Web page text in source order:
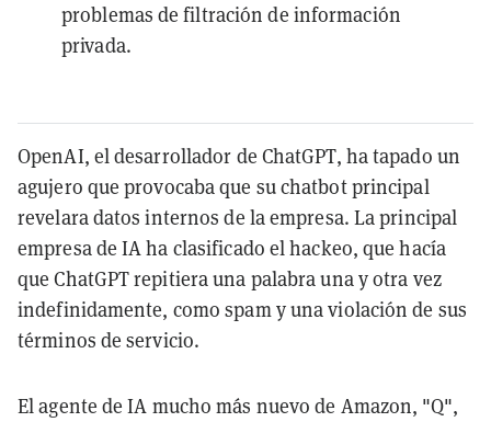
problemas de filtración de información
privada.
OpenAI, el desarrollador de ChatGPT, ha tapado un
agujero que provocaba que su chatbot principal
revelara datos internos de la empresa. La principal
empresa de IA ha clasificado el hackeo, que hacía
que ChatGPT repitiera una palabra una y otra vez
indefinidamente, como spam y una violación de sus
términos de servicio.
El agente de IA mucho más nuevo de Amazon, "Q",